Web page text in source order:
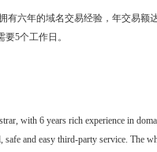
有六年的域名交易经验，年交易额
5个工作日。
with 6 years rich experience in
and easy third-party service. The